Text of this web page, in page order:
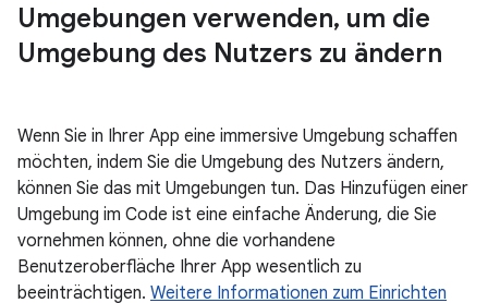
Umgebungen verwenden, um die
Umgebung des Nutzers zu ändern
Wenn Sie in Ihrer App eine immersive Umgebung schaffen
möchten, indem Sie die Umgebung des Nutzers ändern,
können Sie das mit Umgebungen tun. Das Hinzufügen einer
Umgebung im Code ist eine einfache Änderung, die Sie
vornehmen können, ohne die vorhandene
Benutzeroberfläche Ihrer App wesentlich zu
beeinträchtigen. Weitere Informationen zum Einrichten